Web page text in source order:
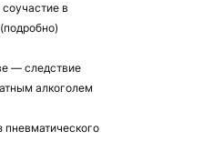
в
— следствие
алкоголем
пневматического